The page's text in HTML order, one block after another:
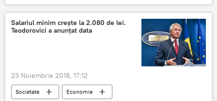
Prognoza meteo în România
Crăciun
Ninsoare
Decembrie Vremea
Salariul minim crește la 2.080 de lei.
Teodorovici a anunțat data
23 Noiembrie 2018, 17:12
Societate
Economie